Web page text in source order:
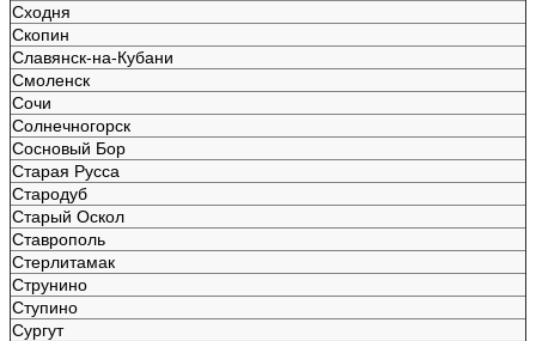
Сходня
Скопин
Славянск-на-Кубани
Смоленск
Сочи
Солнечногорск
Сосновый Бор
Старая Русса
Стародуб
Старый Оскол
Ставрополь
Стерлитамак
Струнино
Ступино
Сургут